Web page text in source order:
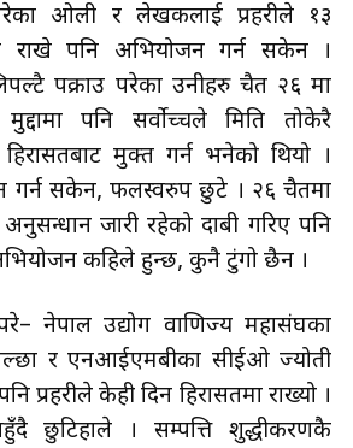
ओली र लेखकलाई प्रहरीले १३
राखे पनि अभियोजन गर्न सकेन ।
पक्राउ परेका उनीहरु चैत २६ मा
पनि सर्वोच्चले मिति तोकेरै
मुक्त गर्न भनेको थियो ।
गर्न सकेन, फलस्वरुप छुटे । २६ चैतमा
जारी रहेको दाबी गरिए पनि
अभियोजन कहिले हुन्छ, कुनै टुंगो छैन ।
नेपाल उद्योग वाणिज्य महासंघका
र एनआईएमबीका सीईओ ज्योती
प्रहरीले केही दिन हिरासतमा राख्यो ।
छुटिहाले । सम्पत्ति शुद्धीकरणकै